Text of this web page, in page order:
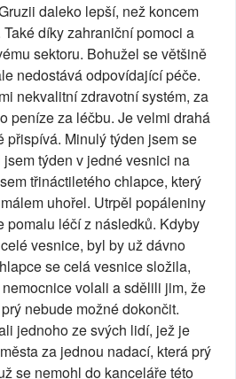
daleko lepší, než koncem
díky zahraniční pomoci a
sektoru. Bohužel se většině
nedostává odpovídající péče.
nekvalitní zdravotní systém, za
peníze za léčbu. Je velmi drahá
přispívá. Minulý týden jsem se
týden v jedné vesnici na
třináctiletého chlapce, který
uhořel. Utrpěl popáleniny
pomalu léčí z následků. Kdyby
vesnice, byl by už dávno
se celá vesnice složila,
volali a sdělili jim, že
nebude možné dokončit.
jednoho ze svých lidí, jež je
za jednou nadací, která prý
se nemohl do kanceláře této